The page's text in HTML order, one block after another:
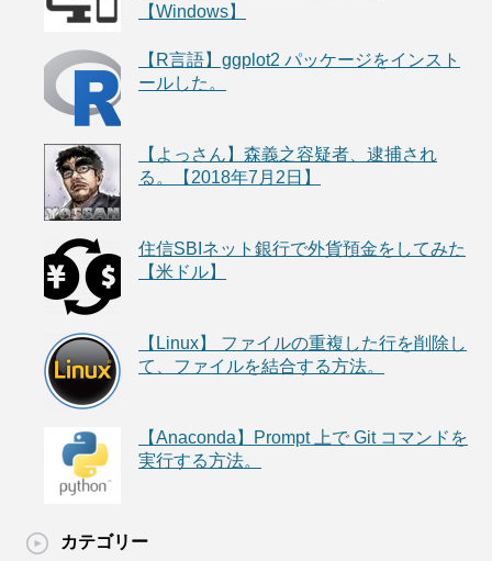
【Windows】
【R言語】ggplot2 パッケージをインスト
ールした。
【よっさん】森義之容疑者、逮捕され
る。【2018年7月2日】
住信SBIネット銀行で外貨預金をしてみた
【米ドル】
【Linux】 ファイルの重複した行を削除し
て、ファイルを結合する方法。
【Anaconda】Prompt 上で Git コマンドを
実行する方法。
カテゴリー